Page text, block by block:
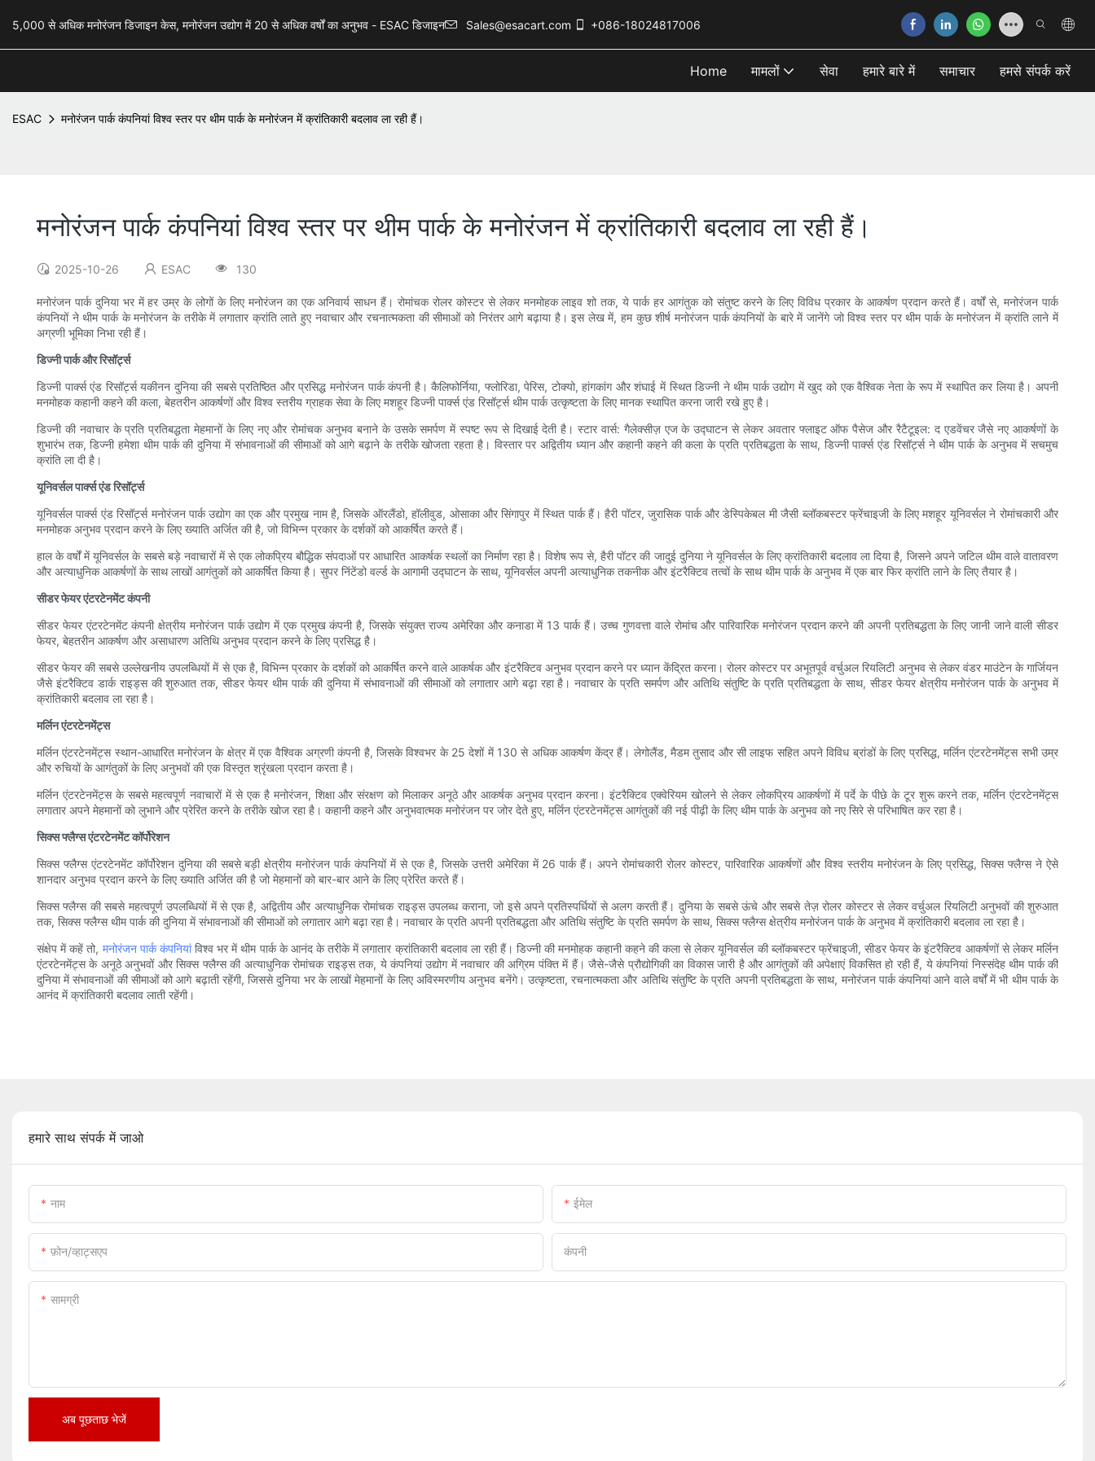
5,000 से अधिक मनोरंजन डिजाइन केस, मनोरंजन उद्योग में 20 से अधिक वर्षों का अनुभव - ESAC डिजाइन Sales@esacart.com +086-18024817006
Home मामलों सेवा हमारे बारे में समाचार हमसे संपर्क करें
ESAC मनोरंजन पार्क कंपनियां विश्व स्तर पर थीम पार्क के मनोरंजन में क्रांतिकारी बदलाव ला रही हैं।
मनोरंजन पार्क कंपनियां विश्व स्तर पर थीम पार्क के मनोरंजन में क्रांतिकारी बदलाव ला रही हैं।
2025-10-26 ESAC 130
मनोरंजन पार्क दुनिया भर में हर उम्र के लोगों के लिए मनोरंजन का एक अनिवार्य साधन हैं। रोमांचक रोलर कोस्टर से लेकर मनमोहक लाइव शो तक, ये पार्क हर आगंतुक को संतुष्ट करने के लिए विविध प्रकार के आकर्षण प्रदान करते हैं। वर्षों से, मनोरंजन पार्क
कंपनियों ने थीम पार्क के मनोरंजन के तरीके में लगातार क्रांति लाते हुए नवाचार और रचनात्मकता की सीमाओं को निरंतर आगे बढ़ाया है। इस लेख में, हम कुछ शीर्ष मनोरंजन पार्क कंपनियों के बारे में जानेंगे जो विश्व स्तर पर थीम पार्क के मनोरंजन में क्रांति लाने में
अग्रणी भूमिका निभा रही हैं।
डिज्नी पार्क और रिसॉर्ट्स
डिज्नी पार्क्स एंड रिसॉर्ट्स यकीनन दुनिया की सबसे प्रतिष्ठित और प्रसिद्ध मनोरंजन पार्क कंपनी है। कैलिफोर्निया, फ्लोरिडा, पेरिस, टोक्यो, हांगकांग और शंघाई में स्थित डिज्नी ने थीम पार्क उद्योग में खुद को एक वैश्विक नेता के रूप में स्थापित कर लिया है। अपनी
मनमोहक कहानी कहने की कला, बेहतरीन आकर्षणों और विश्व स्तरीय ग्राहक सेवा के लिए मशहूर डिज्नी पार्क्स एंड रिसॉर्ट्स थीम पार्क उत्कृष्टता के लिए मानक स्थापित करना जारी रखे हुए है।
डिज्नी की नवाचार के प्रति प्रतिबद्धता मेहमानों के लिए नए और रोमांचक अनुभव बनाने के उसके समर्पण में स्पष्ट रूप से दिखाई देती है। स्टार वार्स: गैलेक्सीज़ एज के उद्घाटन से लेकर अवतार फ्लाइट ऑफ पैसेज और रैटैटूइल: द एडवेंचर जैसे नए आकर्षणों के
शुभारंभ तक, डिज्नी हमेशा थीम पार्क की दुनिया में संभावनाओं की सीमाओं को आगे बढ़ाने के तरीके खोजता रहता है। विस्तार पर अद्वितीय ध्यान और कहानी कहने की कला के प्रति प्रतिबद्धता के साथ, डिज्नी पार्क्स एंड रिसॉर्ट्स ने थीम पार्क के अनुभव में सचमुच
क्रांति ला दी है।
यूनिवर्सल पार्क्स एंड रिसॉर्ट्स
यूनिवर्सल पार्क्स एंड रिसॉर्ट्स मनोरंजन पार्क उद्योग का एक और प्रमुख नाम है, जिसके ऑरलैंडो, हॉलीवुड, ओसाका और सिंगापुर में स्थित पार्क हैं। हैरी पॉटर, जुरासिक पार्क और डेस्पिकेबल मी जैसी ब्लॉकबस्टर फ्रेंचाइजी के लिए मशहूर यूनिवर्सल ने रोमांचकारी और
मनमोहक अनुभव प्रदान करने के लिए ख्याति अर्जित की है, जो विभिन्न प्रकार के दर्शकों को आकर्षित करते हैं।
हाल के वर्षों में यूनिवर्सल के सबसे बड़े नवाचारों में से एक लोकप्रिय बौद्धिक संपदाओं पर आधारित आकर्षक स्थलों का निर्माण रहा है। विशेष रूप से, हैरी पॉटर की जादुई दुनिया ने यूनिवर्सल के लिए क्रांतिकारी बदलाव ला दिया है, जिसने अपने जटिल थीम वाले वातावरण
और अत्याधुनिक आकर्षणों के साथ लाखों आगंतुकों को आकर्षित किया है। सुपर निंटेंडो वर्ल्ड के आगामी उद्घाटन के साथ, यूनिवर्सल अपनी अत्याधुनिक तकनीक और इंटरैक्टिव तत्वों के साथ थीम पार्क के अनुभव में एक बार फिर क्रांति लाने के लिए तैयार है।
सीडर फेयर एंटरटेनमेंट कंपनी
सीडर फेयर एंटरटेनमेंट कंपनी क्षेत्रीय मनोरंजन पार्क उद्योग में एक प्रमुख कंपनी है, जिसके संयुक्त राज्य अमेरिका और कनाडा में 13 पार्क हैं। उच्च गुणवत्ता वाले रोमांच और पारिवारिक मनोरंजन प्रदान करने की अपनी प्रतिबद्धता के लिए जानी जाने वाली सीडर
फेयर, बेहतरीन आकर्षण और असाधारण अतिथि अनुभव प्रदान करने के लिए प्रसिद्ध है।
सीडर फेयर की सबसे उल्लेखनीय उपलब्धियों में से एक है, विभिन्न प्रकार के दर्शकों को आकर्षित करने वाले आकर्षक और इंटरैक्टिव अनुभव प्रदान करने पर ध्यान केंद्रित करना। रोलर कोस्टर पर अभूतपूर्व वर्चुअल रियलिटी अनुभव से लेकर वंडर माउंटेन के गार्जियन
जैसे इंटरैक्टिव डार्क राइड्स की शुरुआत तक, सीडर फेयर थीम पार्क की दुनिया में संभावनाओं की सीमाओं को लगातार आगे बढ़ा रहा है। नवाचार के प्रति समर्पण और अतिथि संतुष्टि के प्रति प्रतिबद्धता के साथ, सीडर फेयर क्षेत्रीय मनोरंजन पार्क के अनुभव में
क्रांतिकारी बदलाव ला रहा है।
मर्लिन एंटरटेनमेंट्स
मर्लिन एंटरटेनमेंट्स स्थान-आधारित मनोरंजन के क्षेत्र में एक वैश्विक अग्रणी कंपनी है, जिसके विश्वभर के 25 देशों में 130 से अधिक आकर्षण केंद्र हैं। लेगोलैंड, मैडम तुसाद और सी लाइफ सहित अपने विविध ब्रांडों के लिए प्रसिद्ध, मर्लिन एंटरटेनमेंट्स सभी उम्र
और रुचियों के आगंतुकों के लिए अनुभवों की एक विस्तृत श्रृंखला प्रदान करता है।
मर्लिन एंटरटेनमेंट्स के सबसे महत्वपूर्ण नवाचारों में से एक है मनोरंजन, शिक्षा और संरक्षण को मिलाकर अनूठे और आकर्षक अनुभव प्रदान करना। इंटरैक्टिव एक्वेरियम खोलने से लेकर लोकप्रिय आकर्षणों में पर्दे के पीछे के टूर शुरू करने तक, मर्लिन एंटरटेनमेंट्स
लगातार अपने मेहमानों को लुभाने और प्रेरित करने के तरीके खोज रहा है। कहानी कहने और अनुभवात्मक मनोरंजन पर जोर देते हुए, मर्लिन एंटरटेनमेंट्स आगंतुकों की नई पीढ़ी के लिए थीम पार्क के अनुभव को नए सिरे से परिभाषित कर रहा है।
सिक्स फ्लैग्स एंटरटेनमेंट कॉर्पोरेशन
सिक्स फ्लैग्स एंटरटेनमेंट कॉर्पोरेशन दुनिया की सबसे बड़ी क्षेत्रीय मनोरंजन पार्क कंपनियों में से एक है, जिसके उत्तरी अमेरिका में 26 पार्क हैं। अपने रोमांचकारी रोलर कोस्टर, पारिवारिक आकर्षणों और विश्व स्तरीय मनोरंजन के लिए प्रसिद्ध, सिक्स फ्लैग्स ने ऐसे
शानदार अनुभव प्रदान करने के लिए ख्याति अर्जित की है जो मेहमानों को बार-बार आने के लिए प्रेरित करते हैं।
सिक्स फ्लैग्स की सबसे महत्वपूर्ण उपलब्धियों में से एक है, अद्वितीय और अत्याधुनिक रोमांचक राइड्स उपलब्ध कराना, जो इसे अपने प्रतिस्पर्धियों से अलग करती हैं। दुनिया के सबसे ऊंचे और सबसे तेज़ रोलर कोस्टर से लेकर वर्चुअल रियलिटी अनुभवों की शुरुआत
तक, सिक्स फ्लैग्स थीम पार्क की दुनिया में संभावनाओं की सीमाओं को लगातार आगे बढ़ा रहा है। नवाचार के प्रति अपनी प्रतिबद्धता और अतिथि संतुष्टि के प्रति समर्पण के साथ, सिक्स फ्लैग्स क्षेत्रीय मनोरंजन पार्क के अनुभव में क्रांतिकारी बदलाव ला रहा है।
संक्षेप में कहें तो, मनोरंजन पार्क कंपनियांविश्व भर में थीम पार्क के आनंद के तरीके में लगातार क्रांतिकारी बदलाव ला रही हैं। डिज्नी की मनमोहक कहानी कहने की कला से लेकर यूनिवर्सल की ब्लॉकबस्टर फ्रेंचाइजी, सीडर फेयर के इंटरैक्टिव आकर्षणों से लेकर मर्लिन
एंटरटेनमेंट्स के अनूठे अनुभवों और सिक्स फ्लैग्स की अत्याधुनिक रोमांचक राइड्स तक, ये कंपनियां उद्योग में नवाचार की अग्रिम पंक्ति में हैं। जैसे-जैसे प्रौद्योगिकी का विकास जारी है और आगंतुकों की अपेक्षाएं विकसित हो रही हैं, ये कंपनियां निस्संदेह थीम पार्क की
दुनिया में संभावनाओं की सीमाओं को आगे बढ़ाती रहेंगी, जिससे दुनिया भर के लाखों मेहमानों के लिए अविस्मरणीय अनुभव बनेंगे। उत्कृष्टता, रचनात्मकता और अतिथि संतुष्टि के प्रति अपनी प्रतिबद्धता के साथ, मनोरंजन पार्क कंपनियां आने वाले वर्षों में भी थीम पार्क के
आनंद में क्रांतिकारी बदलाव लाती रहेंगी।
हमारे साथ संपर्क में जाओ
नाम ईमेल
फ़ोन/व्हाट्सएप कंपनी
सामग्री
अब पूछताछ भेजें